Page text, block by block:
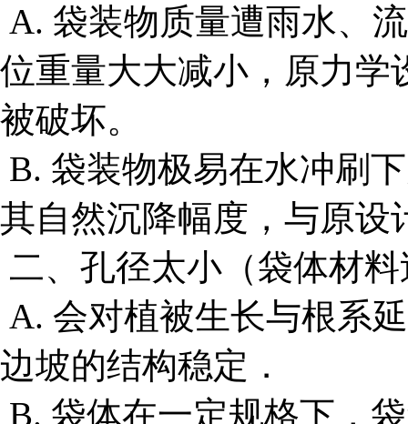
A. 袋装物质量遭雨水、
位重量大大减小，原力学
被破坏。
B. 袋装物极易在水冲刷
其自然沉降幅度，与原设
二、孔径太小（袋体材
A. 会对植被生长与根系
边坡的结构稳定．
B. 袋体在一定规格下，